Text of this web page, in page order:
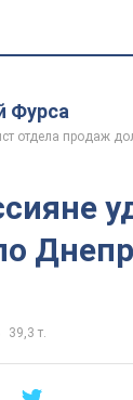
Фурса
отдела продаж
39,3 т.